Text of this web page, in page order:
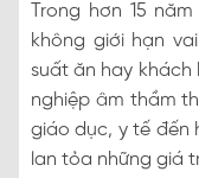
Trong hơn 15
không giới hạn
suất ăn hay khách
nghiệp âm thầm
giáo dục, y tế đến
lan tỏa những giá